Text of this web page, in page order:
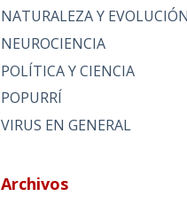
NATURALEZA Y EVOLUCIÓN
NEUROCIENCIA
POLÍTICA Y CIENCIA
POPURRÍ
VIRUS EN GENERAL
Archivos